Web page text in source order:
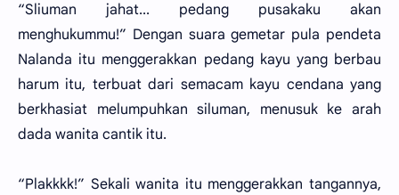
“Sliuman jahat... pedang pusakaku akan
menghukummu!” Dengan suara gemetar pula pendeta
Nalanda itu menggerakkan pedang kayu yang berbau
harum itu, terbuat dari semacam kayu cendana yang
berkhasiat melumpuhkan siluman, menusuk ke arah
dada wanita cantik itu.
“Plakkkk!” Sekali wanita itu menggerakkan tangannya,